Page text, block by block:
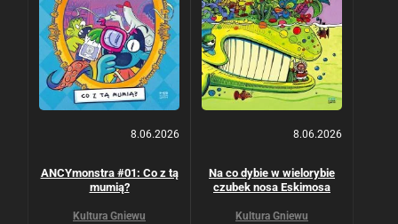
8.06.2026
ANCYmonstra #01: Co z tą
mumią?
Kultura Gniewu
8.06.2026
Na co dybie w wielorybie
czubek nosa Eskimosa
Kultura Gniewu